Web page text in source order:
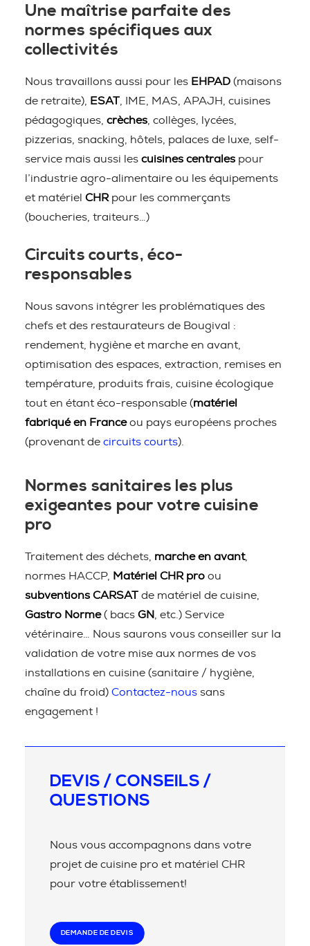
Une maîtrise parfaite des
normes spécifiques aux
collectivités
Nous travaillons aussi pour les EHPAD (maisons
de retraite),
ESAT , IME, MAS, APAJH, cuisines
pédagogiques, crèches , collèges, lycées,
pizzerias, snacking, hôtels, palaces de luxe, self-
service mais aussi les cuisines centrales pour
l’industrie agro-alimentaire ou les équipements
et matériel CHR pour les commerçants
(boucheries, traiteurs…)
Circuits courts, éco-
responsables
Nous savons intégrer les problématiques des
chefs et des restaurateurs de Bougival :
rendement, hygiène et marche en avant,
optimisation des espaces, extraction, remises en
température, produits frais, cuisine écologique
tout en étant éco-responsable (matériel
fabriqué en Franceou pays européens proches
(provenant de circuits courts).
Normes sanitaires les plus
exigeantes pour votre cuisine
pro
Traitement des déchets, marche en avant,
normes HACCP,
Matériel CHR pro ou
subventions CARSAT de matériel de cuisine,
Gastro Norme( bacs GN
, etc.) Service
vétérinaire… Nous saurons vous conseiller sur la
validation de votre mise aux normes de vos
installations en cuisine (sanitaire / hygiène,
chaîne du froid) Contactez-nous sans
engagement !
DEVIS / CONSEILS /
QUESTIONS
Nous vous accompagnons dans votre
projet de cuisine pro et matériel CHR
pour votre établissement!
DEMANDE DE DEVIS